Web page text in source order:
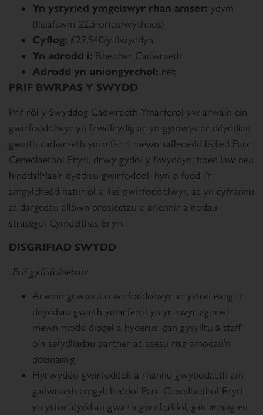
Yn ystyried ymgeiswyr rhan amser: ydym
(lleiafswm 22.5 oriau/wythnos)
Cyflog: £27,540/y flwyddyn
Yn adrodd i: Rheolwr Cadwraeth
Adrodd yn uniongyrchol: neb
PRIF BWRPAS Y SWYDD
Prif rôl y Swyddog Cadwraeth Ymarferol yw arwain ein
gwirfoddolwyr yn frwdfrydig ac yn gymwys ar ddyddiau
gwaith cadwraeth ymarferol mewn safleoedd ledled Parc
Cenedlaethol Eryri, drwy gydol y flwyddyn, boed law neu
hindda!Mae’r dyddiau gwirfoddoli hyn o fudd i’r
amgylchedd naturiol a lles gwirfoddolwyr, ac yn cyfrannu
at dargedau allbwn prosiectau a ariennir a nodau
strategol Cymdeithas Eryri.
DISGRIFIAD SWYDD
Prif gyfrifoldebau:
Arwain grwpiau o wirfoddolwyr ar ystod eang o
ddyddiau gwaith ymarferol yn yr awyr agored
mewn modd diogel a hyderus, gan gysylltu â staff
o’n sefydliadau partner ac asesu risg amodau’n
ddeinamig
Hyrwyddo gwirfoddoli a rhannu gwybodaeth am
gadwraeth amgylcheddol Parc Cenedlaethol Eryri
yn ystod dyddiau gwaith gwirfoddol, gan annog eu